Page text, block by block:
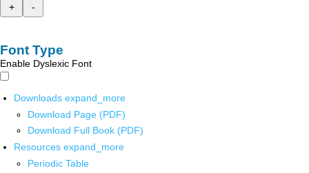
+
-
Font Type
Enable Dyslexic Font
Downloads expand_more
Download Page (PDF)
Download Full Book (PDF)
Resources expand_more
Periodic Table